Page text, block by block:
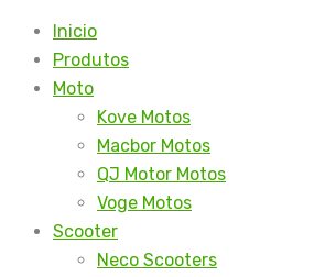
Skip
content
Inicio
Produtos
Moto
Kove Motos
Macbor Motos
QJ Motor Motos
Voge Motos
Scooter
Neco Scooters